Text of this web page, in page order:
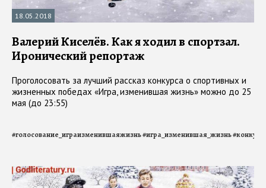
18.05.2018
Валерий Киселёв. Как я ходил в спортзал.
Иронический репортаж
Проголосовать за лучший рассказ конкурса о спортивных и
жизненных победах «Игра, изменившая жизнь» можно до 25
мая (до 23:55)
#голосование_играизменившаяжизнь#игра_изменившая_жизнь#